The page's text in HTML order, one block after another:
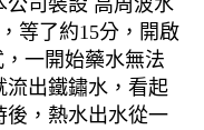
公司裝設 高周波水
等了約15分，開啟
一開始藥水無法
流出鐵鏽水，看起
後，熱水出水從一